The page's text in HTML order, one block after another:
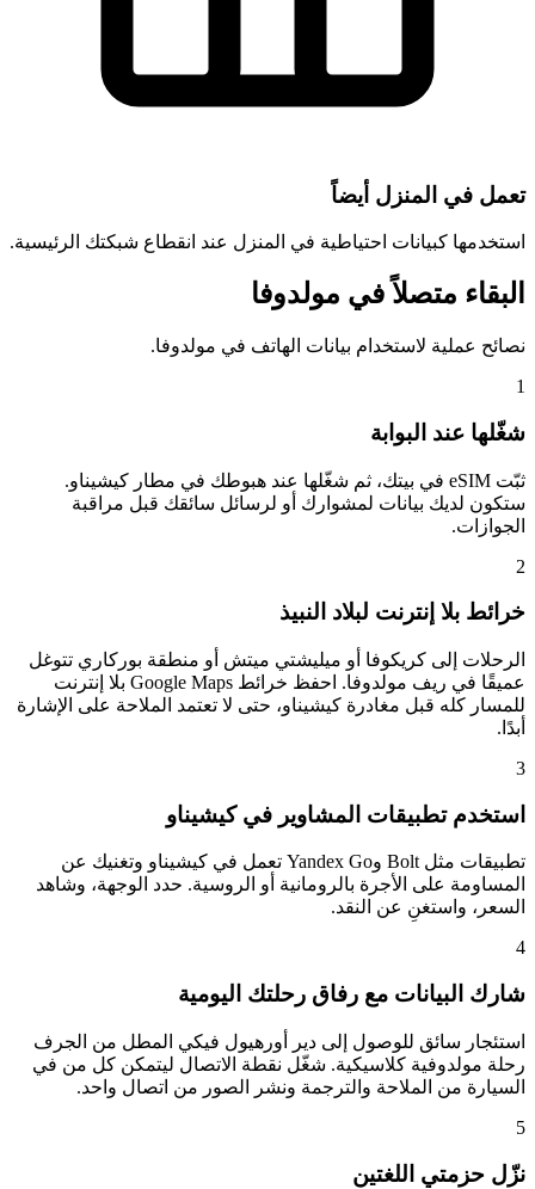
تعمل في المنزل أيضاً
استخدمها كبيانات احتياطية في المنزل عند انقطاع شبكتك الرئيسية.
البقاء متصلاً في مولدوفا
نصائح عملية لاستخدام بيانات الهاتف في مولدوفا.
1
شغّلها عند البوابة
ثبّت eSIM في بيتك، ثم شغّلها عند هبوطك في مطار كيشيناو.
ستكون لديك بيانات لمشوارك أو لرسائل سائقك قبل مراقبة
الجوازات.
2
خرائط بلا إنترنت لبلاد النبيذ
الرحلات إلى كريكوفا أو ميليشتي ميتش أو منطقة بوركاري تتوغل
عميقًا في ريف مولدوفا. احفظ خرائط Google Maps بلا إنترنت
للمسار كله قبل مغادرة كيشيناو، حتى لا تعتمد الملاحة على الإشارة
أبدًا.
3
استخدم تطبيقات المشاوير في كيشيناو
تطبيقات مثل Bolt وYandex Go تعمل في كيشيناو وتغنيك عن
المساومة على الأجرة بالرومانية أو الروسية. حدد الوجهة، وشاهد
السعر، واستغنِ عن النقد.
4
شارك البيانات مع رفاق رحلتك اليومية
استئجار سائق للوصول إلى دير أورهيول فيكي المطل من الجرف
رحلة مولدوفية كلاسيكية. شغّل نقطة الاتصال ليتمكن كل من في
السيارة من الملاحة والترجمة ونشر الصور من اتصال واحد.
5
نزّل حزمتي اللغتين